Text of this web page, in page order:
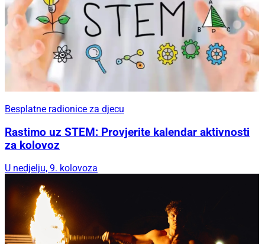
Besplatne radionice za djecu
Rastimo uz STEM: Provjerite kalendar aktivnosti
za kolovoz
U nedjelju, 9. kolovoza